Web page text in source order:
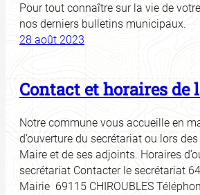
Pour tout connaître sur la vie de
nos derniers bulletins municipaux.
28 août 2023
Contact et horaires de
Notre commune vous accueille en
d’ouverture du secrétariat ou lors
Maire et de ses adjoints. Horaires
secrétariat Contacter le secrétariat
Mairie 69115 CHIROUBLES